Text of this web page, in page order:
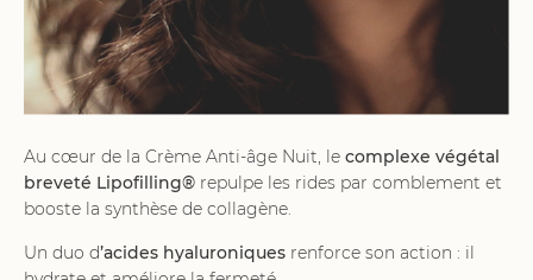
Au cœur de la Crème Anti-âge Nuit, le complexe végétal
breveté Lipofilling® repulpe les rides par comblement et
booste la synthèse de collagène.
Un duo d’acides hyaluroniques renforce son action : il